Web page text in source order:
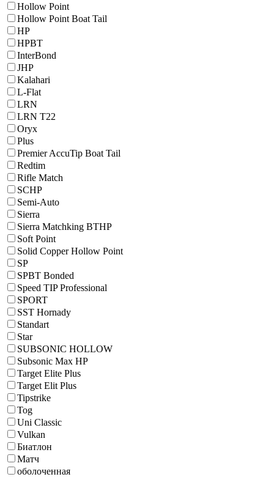
Hollow Point
Hollow Point Boat Tail
HP
HPBT
InterBond
JHP
Kalahari
L-Flat
LRN
LRN T22
Oryx
Plus
Premier AccuTip Boat Tail
Redtim
Rifle Match
SCHP
Semi-Auto
Sierra
Sierra Matchking BTHP
Soft Point
Solid Copper Hollow Point
SP
SPBT Bonded
Speed TIP Professional
SPORT
SST Hornady
Standart
Star
SUBSONIC HOLLOW
Subsonic Max HP
Target Elite Plus
Target Elit Plus
Tipstrike
Tog
Uni Classic
Vulkan
Биатлон
Матч
оболоченная